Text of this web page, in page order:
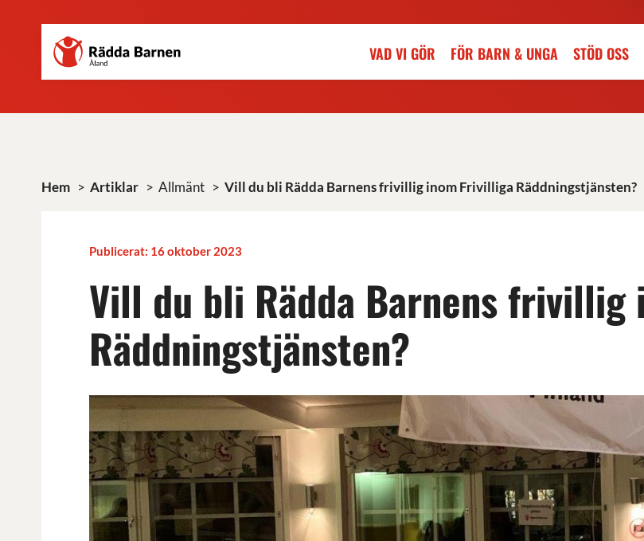
HoppaRädda
Barnen
på
r.f.
VAD VI GÖR FÖR BARN & UNGA STÖD OSS
Hem > Artiklar > Allmänt > Vill du bli Rädda Barnens frivillig inom Frivilliga Räddningstjänsten?
Publicerat: 16 oktober 2023
Vill du bli Rädda Barnens frivillig
Räddningstjänsten?